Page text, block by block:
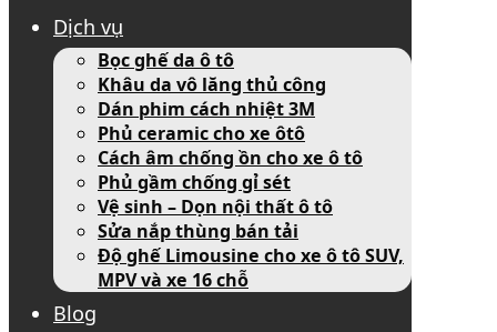
Dịch vụ
Bọc ghế da ô tô
Khâu da vô lăng thủ công
Dán phim cách nhiệt 3M
Phủ ceramic cho xe ôtô
Cách âm chống ồn cho xe ô tô
Phủ gầm chống gỉ sét
Vệ sinh – Dọn nội thất ô tô
Sửa nắp thùng bán tải
Độ ghế Limousine cho xe ô tô SUV,
MPV và xe 16 chỗ
Blog